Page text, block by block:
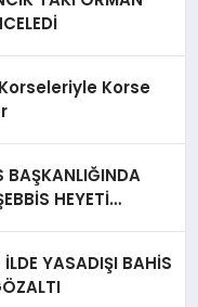
Korse
BAŞKANLIĞINDA
HEYETİ
İLDE YASADIŞI BAHİS